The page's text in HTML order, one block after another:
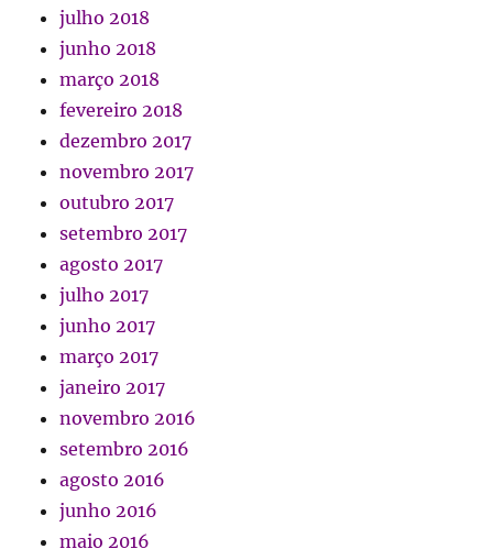
julho 2018
junho 2018
março 2018
fevereiro 2018
dezembro 2017
novembro 2017
outubro 2017
setembro 2017
agosto 2017
julho 2017
junho 2017
março 2017
janeiro 2017
novembro 2016
setembro 2016
agosto 2016
junho 2016
maio 2016